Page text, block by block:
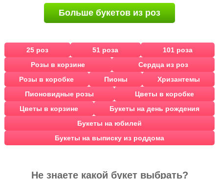
Больше букетов из роз
25 роз 51 роза
101 роза
Розы в корзине
Сердца из роз
Розы в коробке
Пионы
Хризантемы
Пионовидные розы
Цветы в коробке
Цветы в корзине
Букеты на день рождения
Букеты на юбилей
Букеты на выписку из роддома
Не знаете какой букет выбрать?